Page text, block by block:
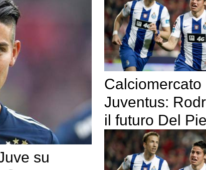
su
Calciomercato
Juventus:
il futuro Del